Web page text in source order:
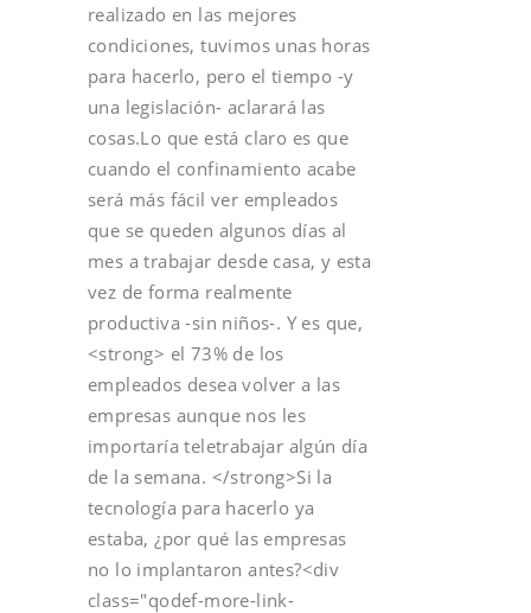
realizado en las mejores
condiciones, tuvimos unas horas
para hacerlo, pero el tiempo -y
una legislación- aclarará las
cosas.Lo que está claro es que
cuando el confinamiento acabe
será más fácil ver empleados
que se queden algunos días al
mes a trabajar desde casa, y esta
vez de forma realmente
productiva -sin niños-. Y es que,
<strong> el 73% de los
empleados desea volver a las
empresas aunque nos les
importaría teletrabajar algún día
de la semana. </strong>Si la
tecnología para hacerlo ya
estaba, ¿por qué las empresas
no lo implantaron antes?<div
class="qodef-more-link-